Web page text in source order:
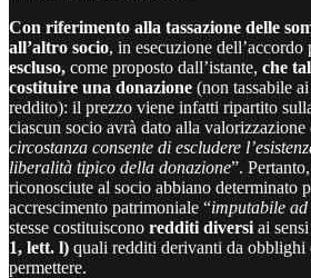
Con riferimento alla tassazione delle
all’altro socio, in esecuzione dell’accordo
escluso, come proposto dall’istante, che
costituire una donazione (non tassabile
reddito): il prezzo viene infatti ripartito
ciascun socio avrà dato alla valorizzazione
circostanza consente di escludere
liberalità tipico della donazione”.
riconosciute al socio abbiano determinato
accrescimento patrimoniale “imputabile
stesse costituiscono redditi diversi ai sensi
1, lett. l) quali redditi derivanti da obblighi
permettere.